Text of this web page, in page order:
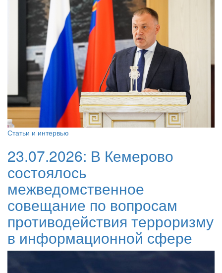
Статьи и интервью
23.07.2026: В Кемерово
состоялось
межведомственное
совещание по вопросам
противодействия терроризму
в информационной сфере